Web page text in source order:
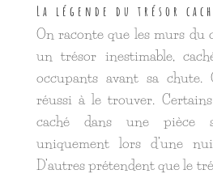
La légende du trésor
On raconte que les murs du
un trésor inestimable,
occupants avant sa chute.
réussi à le trouver.
caché dans une pièce
uniquement lors d’une
D’autres prétendent que le